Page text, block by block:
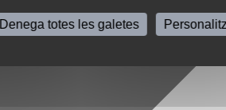
Denega totes les galetes